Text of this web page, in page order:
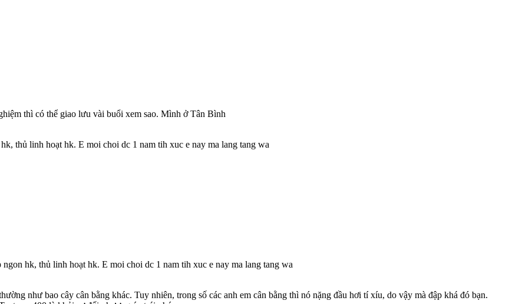
thì có thể giao lưu vài buổi xem sao. Mình ở Tân Bình
thủ linh hoạt hk. E moi choi dc 1 nam tih xuc e nay ma lang tang wa
hk, thủ linh hoạt hk. E moi choi dc 1 nam tih xuc e nay ma lang tang wa
như bao cây cân bằng khác. Tuy nhiên, trong số các anh em cân bằng thì nó nặng đầu hơi tí xíu, do vậy mà đập khá đó bạn.